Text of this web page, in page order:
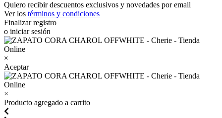
Quiero recibir descuentos exclusivos y novedades por email
Ver los términos y condiciones
Finalizar registro
o iniciar sesión
×
Aceptar
×
Producto agregado a carrito